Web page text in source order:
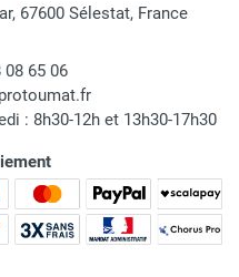
produit
67600 Sélestat, France
08 65 06
: 8h30-12h et 13h30-17h30